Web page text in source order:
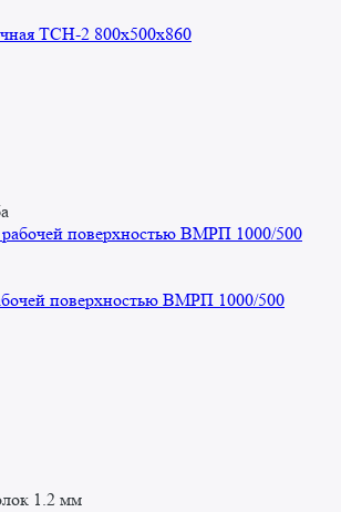
ТСН-2 800х500х860
поверхностью ВМРП 1000/500
1.2 мм